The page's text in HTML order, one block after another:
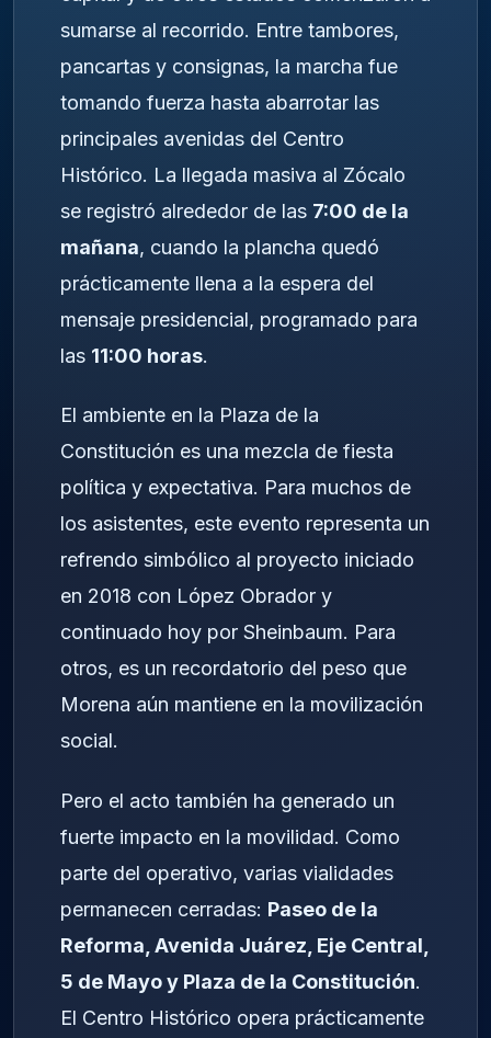
sumarse al recorrido. Entre tambores,
pancartas y consignas, la marcha fue
tomando fuerza hasta abarrotar las
principales avenidas del Centro
Histórico. La llegada masiva al Zócalo
se registró alrededor de las 7:00 de la
mañana, cuando la plancha quedó
prácticamente llena a la espera del
mensaje presidencial, programado para
las 11:00 horas.
El ambiente en la Plaza de la
Constitución es una mezcla de fiesta
política y expectativa. Para muchos de
los asistentes, este evento representa un
refrendo simbólico al proyecto iniciado
en 2018 con López Obrador y
continuado hoy por Sheinbaum. Para
otros, es un recordatorio del peso que
Morena aún mantiene en la movilización
social.
Pero el acto también ha generado un
fuerte impacto en la movilidad. Como
parte del operativo, varias vialidades
permanecen cerradas: Paseo de la
Reforma, Avenida Juárez, Eje Central,
5 de Mayo y Plaza de la Constitución.
El Centro Histórico opera prácticamente